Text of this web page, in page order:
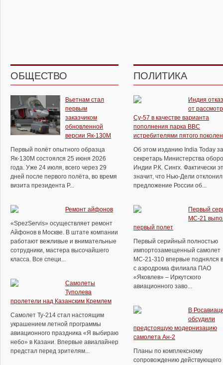
ОБЩЕСТВО
Вьетнам стал
первым
заказчиком
обновленной
версии Як-130М
Первый полёт опытного образца
Як-130М состоялся 25 июня 2026
года. Уже 24 июля, всего через 29
дней после первого полёта, во время
визита президента Р...
Ремонт айфонов
«SpezServis» осуществляет ремонт
Айфонов в Москве. В штате компании
работают вежливые и внимательные
сотрудники, мастера высочайшего
класса. Все специ...
Самолеты
Туполева
пролетели над Казанским Кремлем
Самолет Ту-214 стал настоящим
украшением летной программы
авиационного праздника «Я выбираю
небо» в Казани. Впервые авиалайнер
предстал перед зрителям...
ПОЛИТИКА
Индия
от
Су-57 в качестве варианта
пополнения парка ВВС
истребителями пятого
Об этом изданию India Today
секретарь Министерства
Индии Р.К. Сингх. Фактически
значит, что Нью-Дели отклонил
предложение России об...
Первый
МС-21
первый полет
Первый серийный полностью
импортозамещенный самолет
МС-21-310 впервые поднялся
с аэродрома филиала ПАО
«Яковлев» – Иркутского
авиационного заво...
В
обсудили
предстоящую модернизацию
самолета Ан-2
Планы по комплексному
сопровождению действующего